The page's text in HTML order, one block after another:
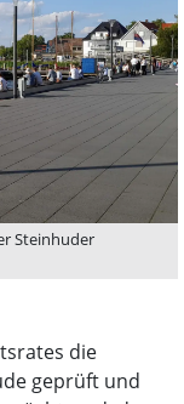
Steinhuder
die
geprüft und